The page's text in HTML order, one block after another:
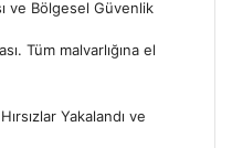
ve Bölgesel Güvenlik
Tüm malvarlığına el
Yakalandı ve